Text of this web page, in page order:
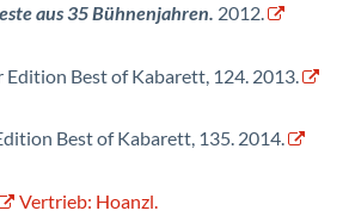
aus 35 Bühnenjahren. 2012.
Edition Best of Kabarett, 124. 2013.
Best of Kabarett, 135. 2014.
Vertrieb: Hoanzl.